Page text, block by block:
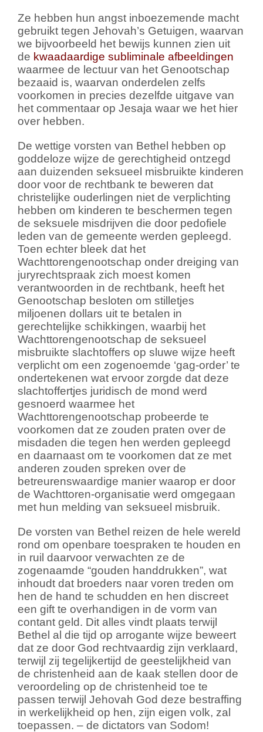
Ze hebben hun angst inboezemende macht
gebruikt tegen Jehovah’s Getuigen, waarvan
we bijvoorbeeld het bewijs kunnen zien uit
de kwaadaardige subliminale afbeeldingen
waarmee de lectuur van het Genootschap
bezaaid is, waarvan onderdelen zelfs
voorkomen in precies dezelfde uitgave van
het commentaar op Jesaja waar we het hier
over hebben.
De wettige vorsten van Bethel hebben op
goddeloze wijze de gerechtigheid ontzegd
aan duizenden seksueel misbruikte kinderen
door voor de rechtbank te beweren dat
christelijke ouderlingen niet de verplichting
hebben om kinderen te beschermen tegen
de seksuele misdrijven die door pedofiele
leden van de gemeente werden gepleegd.
Toen echter bleek dat het
Wachttorengenootschap onder dreiging van
juryrechtspraak zich moest komen
verantwoorden in de rechtbank, heeft het
Genootschap besloten om stilletjes
miljoenen dollars uit te betalen in
gerechtelijke schikkingen, waarbij het
Wachttorengenootschap de seksueel
misbruikte slachtoffers op sluwe wijze heeft
verplicht om een zogenoemde ‘gag-order’ te
ondertekenen wat ervoor zorgde dat deze
slachtoffertjes juridisch de mond werd
gesnoerd waarmee het
Wachttorengenootschap probeerde te
voorkomen dat ze zouden praten over de
misdaden die tegen hen werden gepleegd
en daarnaast om te voorkomen dat ze met
anderen zouden spreken over de
betreurenswaardige manier waarop er door
de Wachttoren-organisatie werd omgegaan
met hun melding van seksueel misbruik.
De vorsten van Bethel reizen de hele wereld
rond om openbare toespraken te houden en
in ruil daarvoor verwachten ze de
zogenaamde “gouden handdrukken”, wat
inhoudt dat broeders naar voren treden om
hen de hand te schudden en hen discreet
een gift te overhandigen in de vorm van
contant geld. Dit alles vindt plaats terwijl
Bethel al die tijd op arrogante wijze beweert
dat ze door God rechtvaardig zijn verklaard,
terwijl zij tegelijkertijd de geestelijkheid van
de christenheid aan de kaak stellen door de
veroordeling op de christenheid toe te
passen terwijl Jehovah God deze bestraffing
in werkelijkheid op hen, zijn eigen volk, zal
toepassen. – de dictators van Sodom!